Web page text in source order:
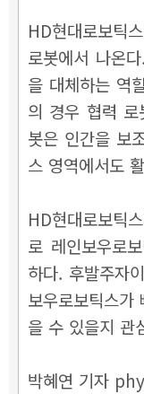
HD현대로보틱
로봇에서 나온
을 대체하는 역
의 경우 협력
봇은 인간을 보
스 영역에서도
HD현대로보틱
로 레인보우로
하다. 후발주자
보우로보틱스가
을 수 있을지 관
박혜연 기자